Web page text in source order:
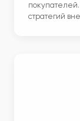
стратегий